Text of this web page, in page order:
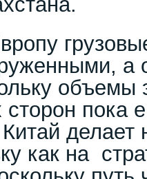
а
объемы
сторон пока
делает
как на